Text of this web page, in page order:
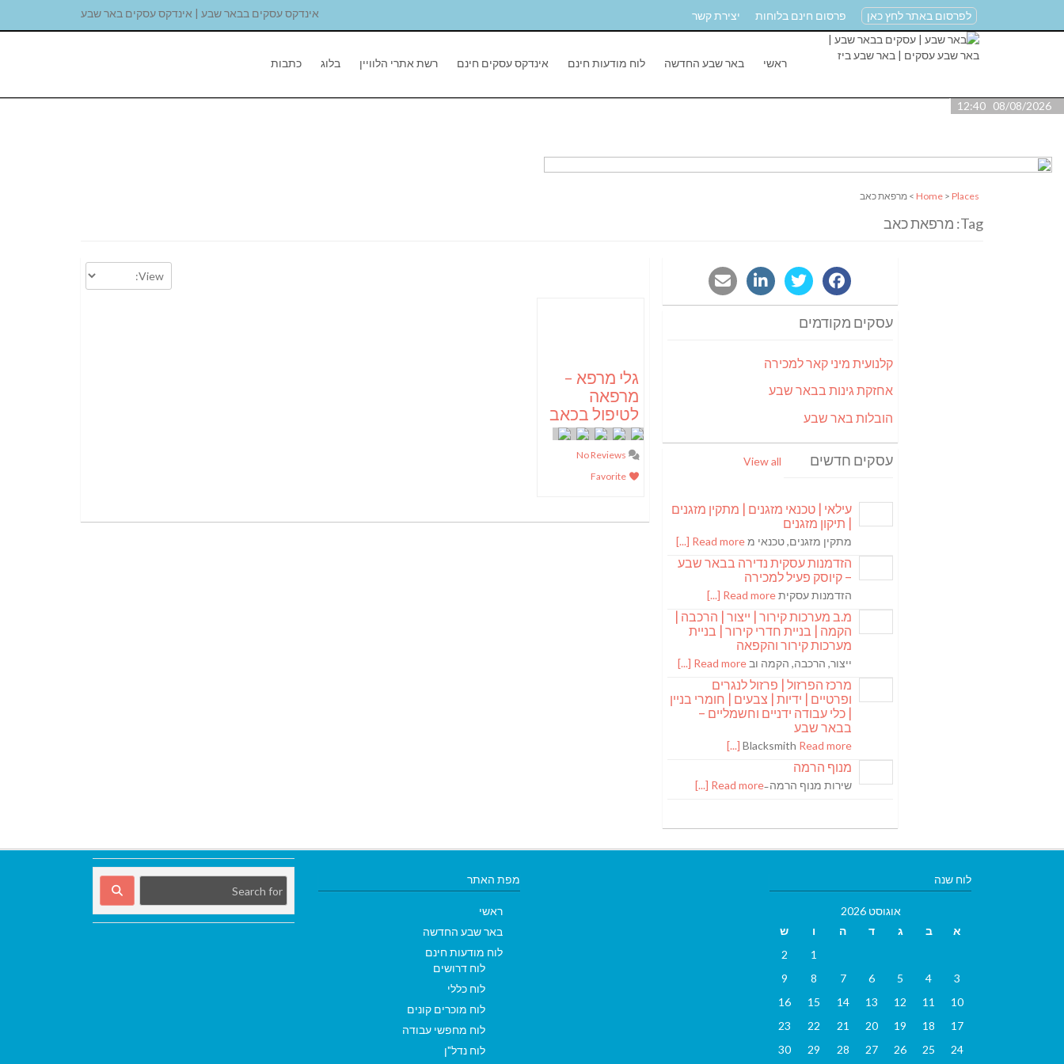
אינדקס עסקים בבאר שבע | אינדקס עסקים באר שבע לפרסום באתר לחץ כאן פרסום חינם בלוחות יצירת קשר
ראשי באר שבע החדשה לוח מודעות חינם אינדקס עסקים חינם רשת אתרי הלוויין בלוג כתבות
08/08/2026 12:40
Home > Places > מרפאת כאב
Tag: מרפאת כאב
גלי מרפא –
מרפאה
לטיפול בכאב
עסקים מקודמים
קלנועית מיני קאר למכירה
אחזקת גינות בבאר שבע
הובלות באר שבע
עסקים חדשים View all
עילאי | טכנאי מזגנים | מתקין מזגנים
| תיקון מזגנים
מתקין מזגנים, טכנאי מRead more [...]
הזדמנות עסקית נדירה בבאר שבע
– קיוסק פעיל למכירה
הזדמנות עסקיתRead more [...]
מ.ב מערכות קירור | ייצור | הרכבה |
הקמה | בניית חדרי קירור | בניית
מערכות קירור והקפאה
ייצור, הרכבה, הקמה וב Read more [...]
מרכז הפרזול | פרזול לנגרים
ופרטיים | ידיות | צבעים | חומרי בניין
| כלי עבודה ידניים וחשמליים –
בבאר שבע
Blacksmith Read more [...]
מנוף הרמה
שירות מנוף הרמה ̵Read more [...]
מפת האתר
ראשי
באר שבע החדשה
לוח מודעות חינם
לוח דרושים
לוח כללי
לוח מוכרים קונים
לוח מחפשי עבודה
לוח נדל"ן
לוח שנה
אוגוסט 2026
א
ב ג ד ה ו
ש
1
2
3
4
5
6
7
8
9
10
11
12
13
14
15
16
17
18
19
20
21
22
23
24
25
26
27
28
29
30